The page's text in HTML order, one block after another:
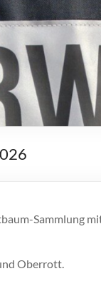
Sammlung
Oberrott.